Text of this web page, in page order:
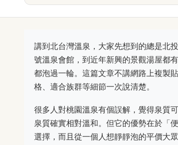
講到北台灣溫泉，大家先想到的總是北
號溫泉會館，到近年新興的景觀湯屋都
都泡過一輪。這篇文章不講網路上複製
格、適合族群等細節一次說清楚。
很多人對桃園溫泉有個誤解，覺得泉質
泉質確實相對溫和。但它的優勢在於「
選擇，而且從一個人想靜靜泡的平價大